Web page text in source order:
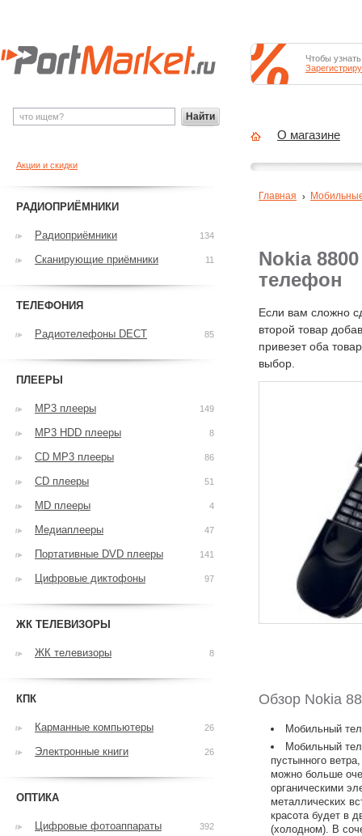
Nokia
телефон
Если вам сложно
второй товар
привезет оба
выбор.
Обзор Nokia
Мобильный
Мобильный
пустынного
можно больше
органическими
металлических
красота будет в
(холодном). В
Главная
Акции и скидки
РАДИОПРИЁМНИКИ
Радиоприёмники 134
Сканирующие приёмники 11
ТЕЛЕФОНИЯ
Радиотелефоны DECT 85
ПЛЕЕРЫ
MP3 плееры 149
MP3 HDD плееры 8
CD MP3 плееры 86
CD плееры 51
MD плееры 4
Медиаплееры 47
Портативные DVD плееры 141
Цифровые диктофоны 97
ЖК ТЕЛЕВИЗОРЫ
ЖК телевизоры 8
КПК
Карманные компьютеры 26
Электронные книги 26
ОПТИКА
Цифровые фотоаппараты 392
Найти
Чтобы
О магазине